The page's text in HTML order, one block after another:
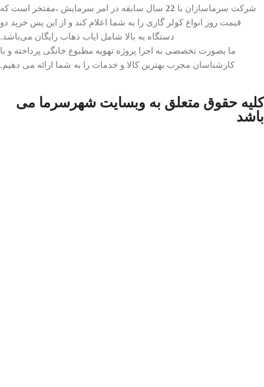
شرکت سرماسازان با 22سال سابقه در امر سرمایش ،مفتخر است که
قیمت روز انواع کولر گازی را به شما اعلام کند و از این پس خرید دو
دستگاه به بالا شامل ایاب ذهاب رایگان می‌باشد.
ما بصورت تخصصی به اجرا پروژه تهویه مطبوع خانگی پرداخته و با
کارشناسان مجرب بهترین کالا و خدمات را به شما ارائه می دهیم.
کلیه حقوق متعلق به وبسایت شهرسرما می
باشد